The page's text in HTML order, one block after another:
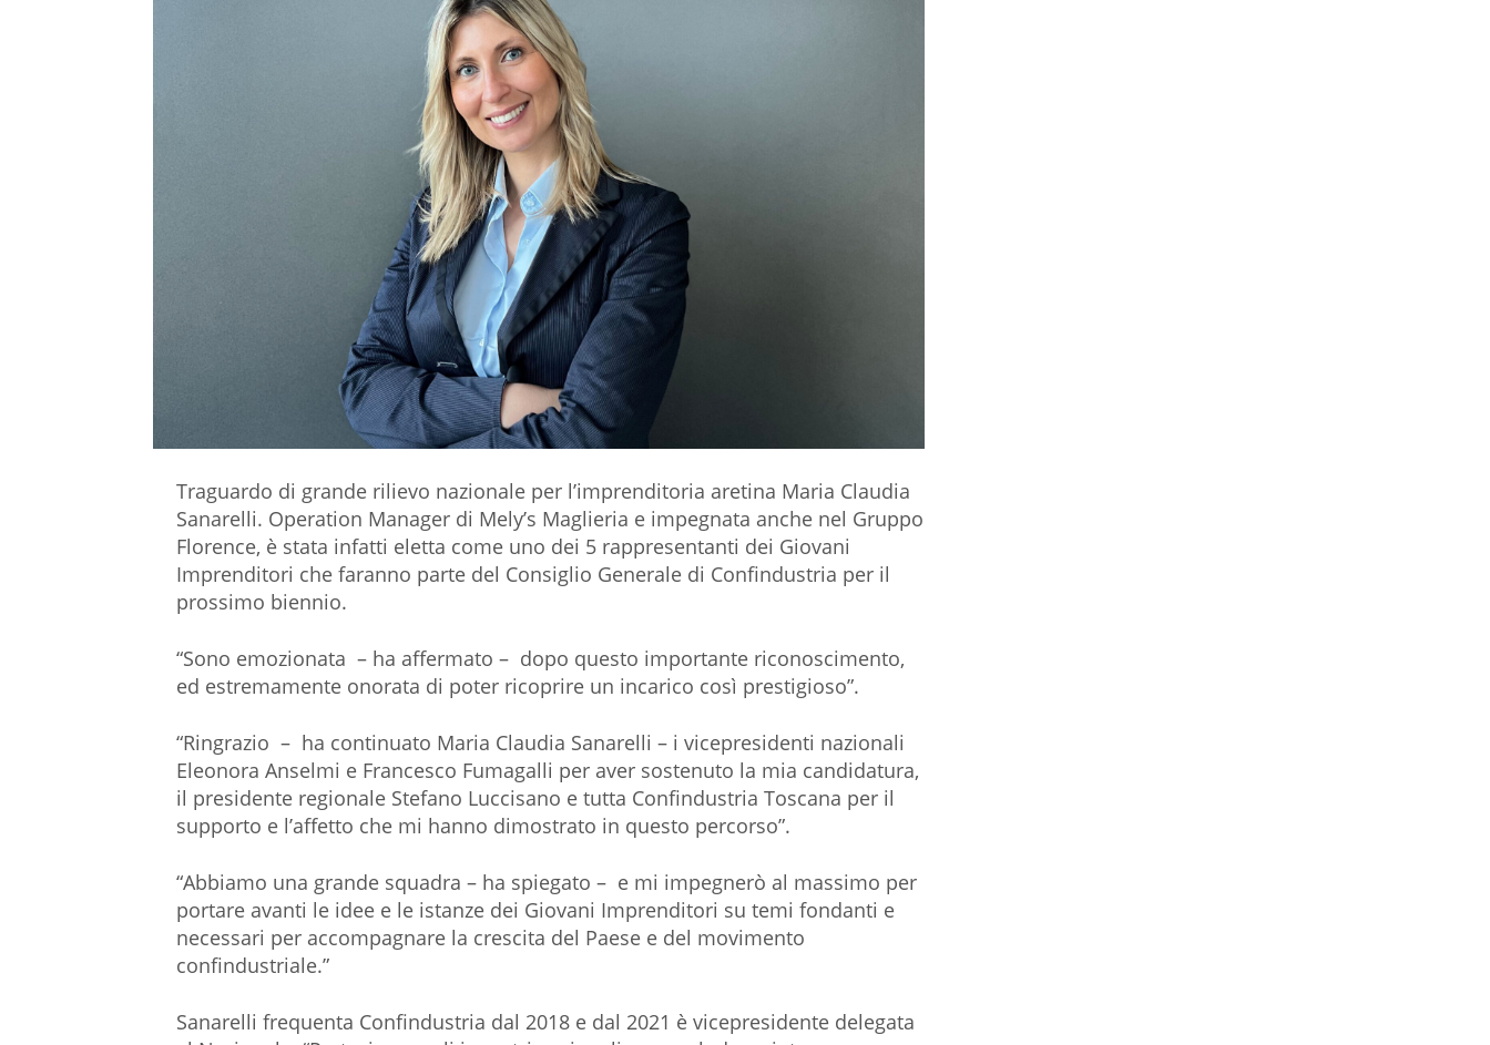
Traguardo di grande rilievo nazionale per l’imprenditoria aretina Maria Claudia
Sanarelli. Operation Manager di Mely’s Maglieria e impegnata anche nel Gruppo
Florence, è stata infatti eletta come uno dei 5 rappresentanti dei Giovani
Imprenditori che faranno parte del Consiglio Generale di Confindustria per il
prossimo biennio.
“Sono emozionata – ha affermato – dopo questo importante riconoscimento,
ed estremamente onorata di poter ricoprire un incarico così prestigioso”.
“Ringrazio – ha continuato Maria Claudia Sanarelli – i vicepresidenti nazionali
Eleonora Anselmi e Francesco Fumagalli per aver sostenuto la mia candidatura,
il presidente regionale Stefano Luccisano e tutta Confindustria Toscana per il
supporto e l’affetto che mi hanno dimostrato in questo percorso”.
“Abbiamo una grande squadra – ha spiegato – e mi impegnerò al massimo per
portare avanti le idee e le istanze dei Giovani Imprenditori su temi fondanti e
necessari per accompagnare la crescita del Paese e del movimento
confindustriale.”
Sanarelli frequenta Confindustria dal 2018 e dal 2021 è vicepresidente delegata